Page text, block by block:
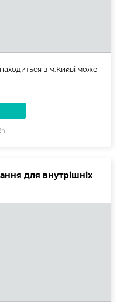
в м.Києві може
для внутрішніх